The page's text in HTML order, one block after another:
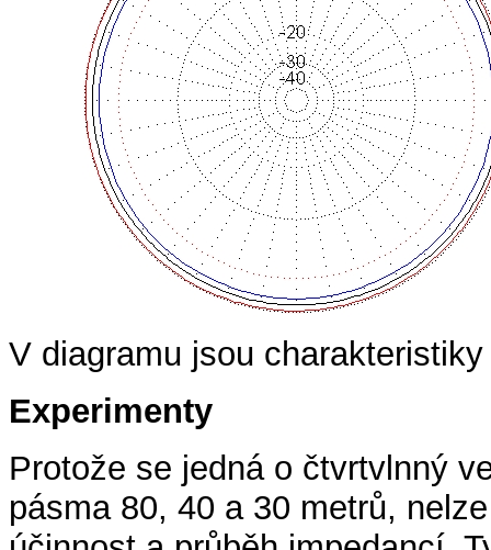
V diagramu jsou
Experimenty
Protože se jedná o čtvrtvlnný
pásma 80, 40 a 30 metrů,